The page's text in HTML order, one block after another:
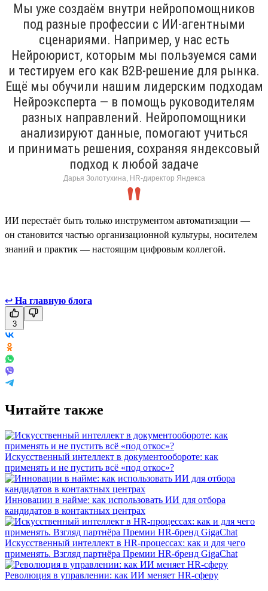
Мы уже создаём внутри нейропомощников
под разные профессии с ИИ-агентными
сценариями. Например, у нас есть
Нейроюрист, которым мы пользуемся сами
и тестируем его как B2B-решение для рынка.
Ещё мы обучили нашим лидерским подходам
Нейроэксперта — в помощь руководителям
разных направлений. Нейропомощники
анализируют данные, помогают учиться
и принимать решения, сохраняя яндексовый
подход к любой задаче
Дарья Золотухина, HR-директор Яндекса
ИИ перестаёт быть только инструментом автоматизации —
он становится частью организационной культуры, носителем
знаний и практик — настоящим цифровым коллегой.
↩ На главную блога
3
Читайте также
Искусственный интеллект в документообороте: как
применять и не пустить всё «под откос»?
Инновации в найме: как использовать ИИ для отбора
кандидатов в контактных центрах
Искусственный интеллект в HR-процессах: как и для чего
применять. Взгляд партнёра Премии HR-бренд GigaChat
Революция в управлении: как ИИ меняет HR-сферу